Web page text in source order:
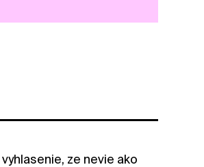
ze nevie ako